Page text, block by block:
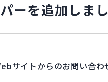
ーを追加しま
サイトからのお問い合わ